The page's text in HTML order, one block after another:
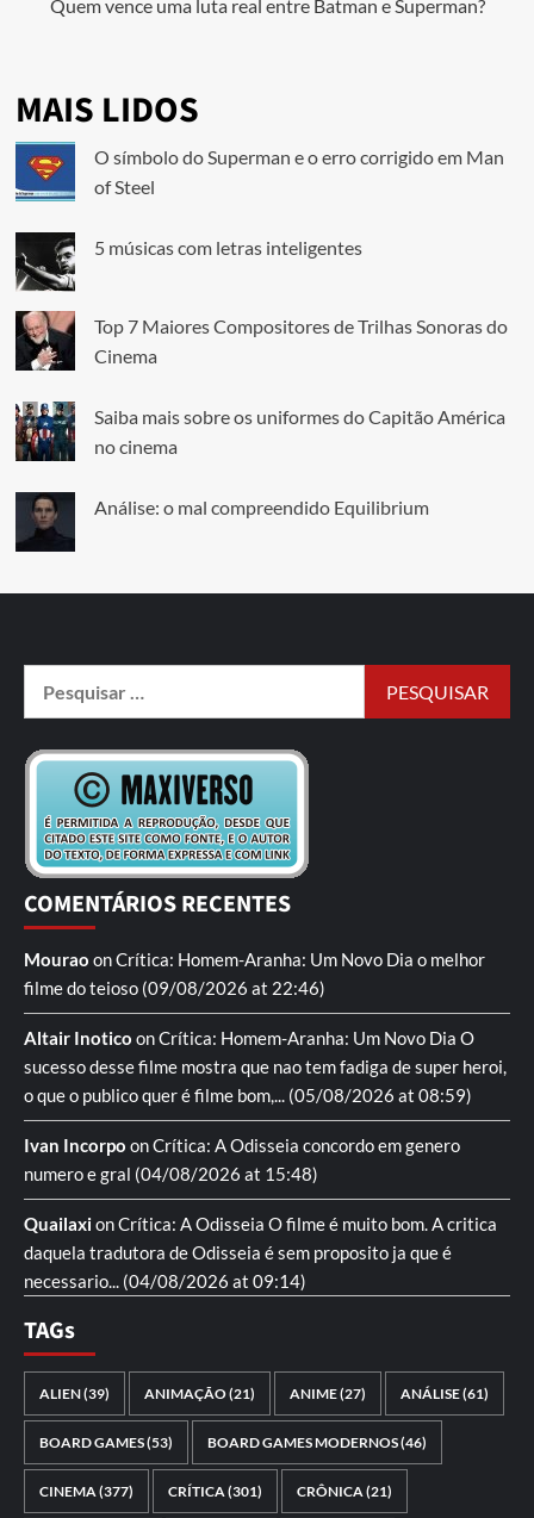
Quem vence uma luta real entre Batman e Superman?
MAIS LIDOS
O símbolo do Superman e o erro corrigido em Man
of Steel
5 músicas com letras inteligentes
Top 7 Maiores Compositores de Trilhas Sonoras do
Cinema
Saiba mais sobre os uniformes do Capitão América
no cinema
Análise: o mal compreendido Equilibrium
COMENTÁRIOS RECENTES
Mourao onCrítica: Homem-Aranha: Um Novo Dia o melhor
filme do teioso (09/08/2026 at 22:46)
Altair Inotico onCrítica: Homem-Aranha: Um Novo Dia O
sucesso desse filme mostra que nao tem fadiga de super heroi,
o que o publico quer é filme bom,... (05/08/2026 at 08:59)
Ivan Incorpo onCrítica: A Odisseia concordo em genero
numero e gral (04/08/2026 at 15:48)
QuailaxionCrítica: A Odisseia O filme é muito bom. A critica
daquela tradutora de Odisseia é sem proposito ja que é
necessario... (04/08/2026 at 09:14)
TAGs
ALIEN(39) ANIMAÇÃO(21) ANIME(27) ANÁLISE(61)
BOARD GAMES(53) BOARD GAMES MODERNOS(46)
CINEMA(377) CRÍTICA(301) CRÔNICA(21)